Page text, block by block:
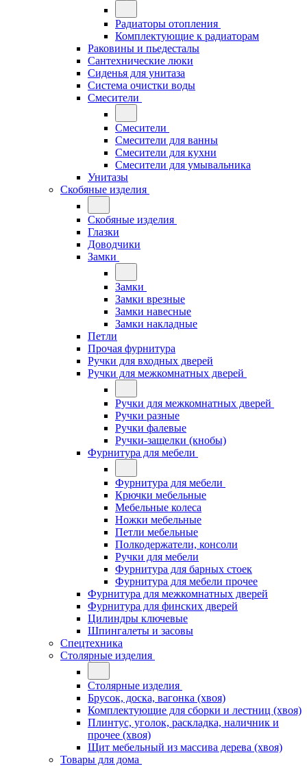
Радиаторы отопления
Комплектующие к радиаторам
Раковины и пьедесталы
Сантехнические люки
Сиденья для унитаза
Система очистки воды
Смесители
Смесители
Смесители для ванны
Смесители для кухни
Смесители для умывальника
Унитазы
Скобяные изделия
Скобяные изделия
Глазки
Доводчики
Замки
Замки
Замки врезные
Замки навесные
Замки накладные
Петли
Прочая фурнитура
Ручки для входных дверей
Ручки для межкомнатных дверей
Ручки для межкомнатных дверей
Ручки разные
Ручки фалевые
Ручки-защелки (кнобы)
Фурнитура для мебели
Фурнитура для мебели
Крючки мебельные
Мебельные колеса
Ножки мебельные
Петли мебельные
Полкодержатели, консоли
Ручки для мебели
Фурнитура для барных стоек
Фурнитура для мебели прочее
Фурнитура для межкомнатных дверей
Фурнитура для финских дверей
Цилиндры ключевые
Шпингалеты и засовы
Спецтехника
Столярные изделия
Столярные изделия
Брусок, доска, вагонка (хвоя)
Комплектующие для сборки и лестниц (хвоя)
Плинтус, уголок, раскладка, наличник и
прочее (хвоя)
Щит мебельный из массива дерева (хвоя)
Товары для дома